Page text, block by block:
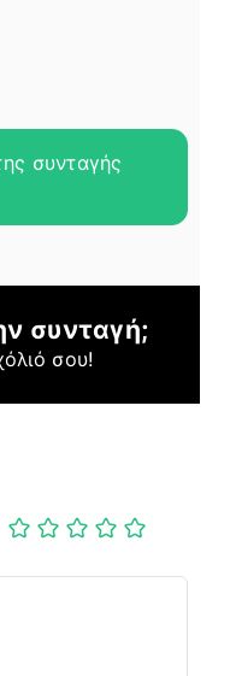
συνταγής
συνταγή;
σου!